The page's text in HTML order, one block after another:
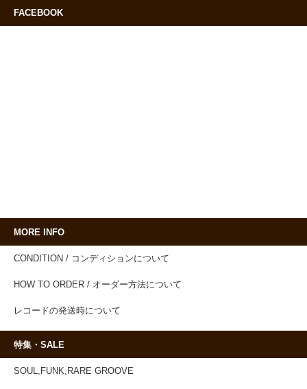
FACEBOOK
MORE INFO
CONDITION / コンディションについて
HOW TO ORDER / オーダー方法について
レコードの発送時について
特集・SALE
SOUL,FUNK,RARE GROOVE